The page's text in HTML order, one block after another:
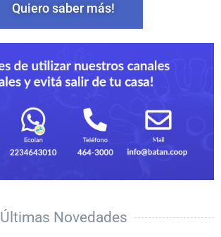
Quiero saber más!
Últimas Novedades